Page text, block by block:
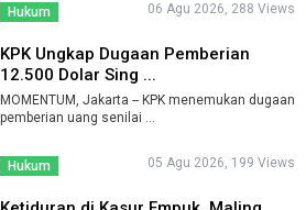
Hukum 06 Agu 2026, 288 Views
KPK Ungkap Dugaan Pemberian
12.500 Dolar Sing ...
MOMENTUM, Jakarta -- KPK menemukan dugaan
pemberian uang senilai ...
Hukum 05 Agu 2026, 199 Views